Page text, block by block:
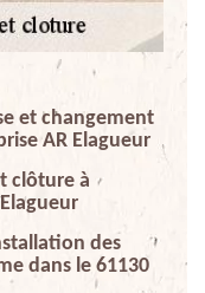
et changement
AR Elagueur
clôture à
des
dans le 61130